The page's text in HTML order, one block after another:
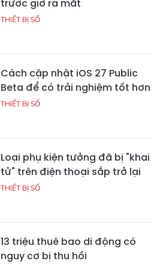
trước giờ ra mắt
THIẾT BỊ SỐ
Cách cập nhật iOS 27 Public
Beta để có trải nghiệm tốt hơn
THIẾT BỊ SỐ
Loại phụ kiện tưởng đã bị "khai
tử" trên điện thoại sắp trở lại
THIẾT BỊ SỐ
13 triệu thuê bao di động có
nguy cơ bị thu hồi